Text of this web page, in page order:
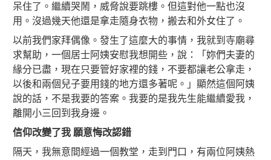
呆住了。繼續哭鬧，威脅說要跳樓。但這對他一點也沒
用。沒過幾天他還是拿走隨身衣物，搬去和外女住了。
以前我們家拜偶像。發生了這麼大的事情，我就到寺廟尋
求幫助，一個居士阿姨安慰我想開些，說：「妳們夫妻的
緣分已盡，現在只要管好家裡的錢，不要都讓老公拿走，
以後和兩個兒子要用錢的地方還多著呢。」顯然這個阿姨
說的話，不是我要的答案。我要的是我先生能繼續愛我，
離開小三回到我身邊。
信仰改變了我 願意悔改認錯
隔天，我無意間經過一個教堂，走到門口，有兩位阿姨熱